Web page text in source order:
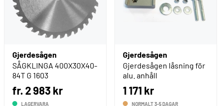
Gjerdesågen
SÅGKLINGA 400X30X40-
84T G 1603
fr. 2 983 kr
LAGERVARA
Gjerdesågen
Gjerdesågen låsning för
alu. anhåll
1 171 kr
NORMALT 3-5 DAGAR